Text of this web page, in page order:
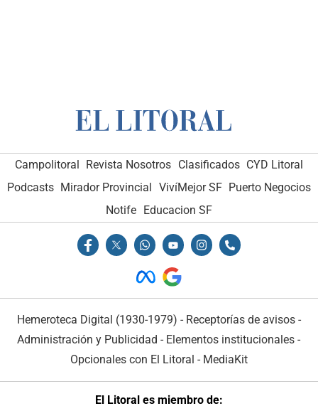
Campolitoral Revista Nosotros Clasificados CYD Litoral
Podcasts Mirador Provincial VivíMejor SF Puerto Negocios
Notife
Educacion SF
Hemeroteca Digital (1930-1979) - Receptorías de avisos -
Administración y Publicidad - Elementos institucionales -
Opcionales con El Litoral - MediaKit
El Litoral es miembro de: